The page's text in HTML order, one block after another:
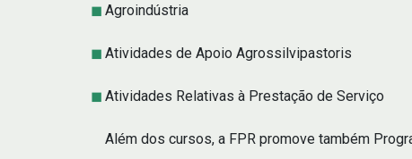
Agroindústria
Atividades de Apoio Agrossilvipastoris
Atividades Relativas à Prestação de Serviço
Além dos cursos, a FPR promove também